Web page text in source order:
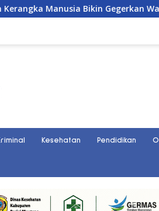
Bikin Gegerkan Warga Banggai,
Kesehatan Pendidikan